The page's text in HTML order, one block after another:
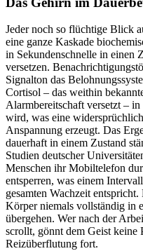
Jeder noch so flüchtige Blick
eine ganze Kaskade
in Sekundenschnelle in einen
versetzen.
Signalton das
Cortisol – das weithin
Alarmbereitschaft versetzt –
wird, was eine
Anspannung erzeugt. Das
dauerhaft in einem Zustand
Studien deutscher
Menschen ihr Mobiltelefon
entsperren, was einem
gesamten Wachzeit
Körper niemals vollständig in
übergehen. Wer nach der
scrollt, gönnt dem Geist keine
Reizüberflutung fort.